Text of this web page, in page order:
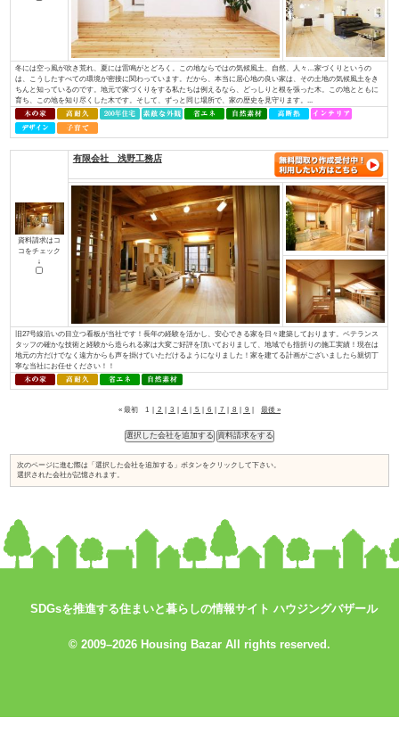
資料請求はコ
イデキョウホーム（株）
富士商圏（富士市･富士宮市）で注文住宅着工棟数第1位に認定JSK（住宅
棟数」の調査で、イデキョウグループが2015年に引き続き富士市実績Ｎｏ.
年に富士市に創業し、2018年には70周年を迎えました。地域に根ざした家
入れられている証と考え、今後も「地産地消でつくる、満足が持続する家づ
コをチェック
SDGsを推進する住まいと暮らしの情報サイト ハウジングバザール
© 2009–2026 Housing Bazar All rights reserved.